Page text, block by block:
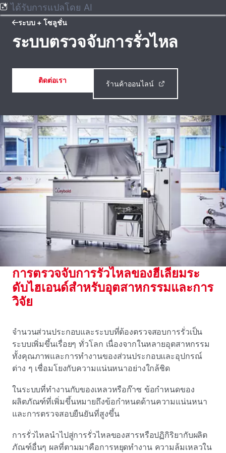
ได้รับการแปลโดย AI
ระบบ + โซลูชั่น
ระบบตรวจจับการรั่วไหล
ติดต่อเรา ร้านค้าออนไลน์
การตรวจจับการรั่วไหลของฮีเลียมระ
ดับไฮเอนด์สําหรับอุตสาหกรรมและการ
วิจัย
จํานวนส่วนประกอบและระบบที่ต้องตรวจสอบการรั่วเป็น
ระบบเพิ่มขึ้นเรื่อยๆ ทั่วโลก เนื่องจากในหลายอุตสาหกรรม
ทั้งคุณภาพและการทํางานของส่วนประกอบและอุปกรณ์
ต่าง ๆ เชื่อมโยงกับความแน่นหนาอย่างใกล้ชิด
ในระบบที่ทํางานกับของเหลวหรือก๊าซ ข้อกําหนดของ
ผลิตภัณฑ์ที่เพิ่มขึ้นหมายถึงข้อกําหนดด้านความแน่นหนา
และการตรวจสอบยืนยันที่สูงขึ้น
การรั่วไหลนําไปสู่การรั่วไหลของสารหรือปฏิกิริยากับผลิต
ภัณฑ์อื่นๆ ผลที่ตามมาคือการหยุดทํางาน ความล้มเหลวใน